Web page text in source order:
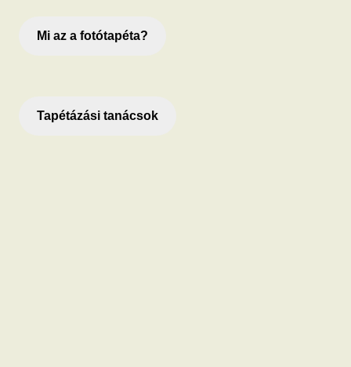
Mi az a fotótapéta?
Tapétázási tanácsok